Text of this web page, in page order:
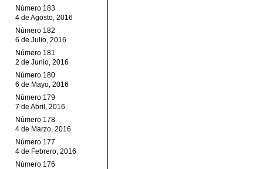
Número 183
4 de Agosto, 2016
Número 182
6 de Julio, 2016
Número 181
2 de Junio, 2016
Número 180
6 de Mayo, 2016
Número 179
7 de Abril, 2016
Número 178
4 de Marzo, 2016
Número 177
4 de Febrero, 2016
Número 176